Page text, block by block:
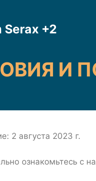
Serax +2
И
2 августа 2023 г.
ознакомьтесь с